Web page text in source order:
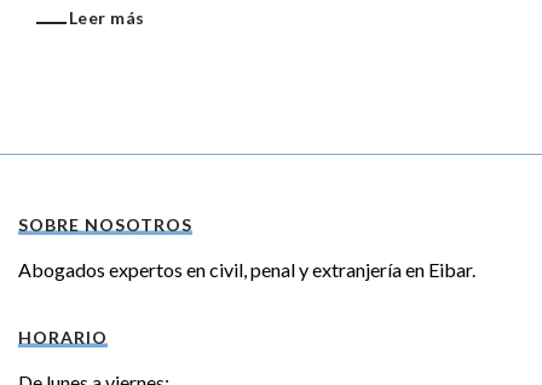
Leer más
SOBRE NOSOTROS
Abogados expertos en civil, penal y extranjería en Eibar.
HORARIO